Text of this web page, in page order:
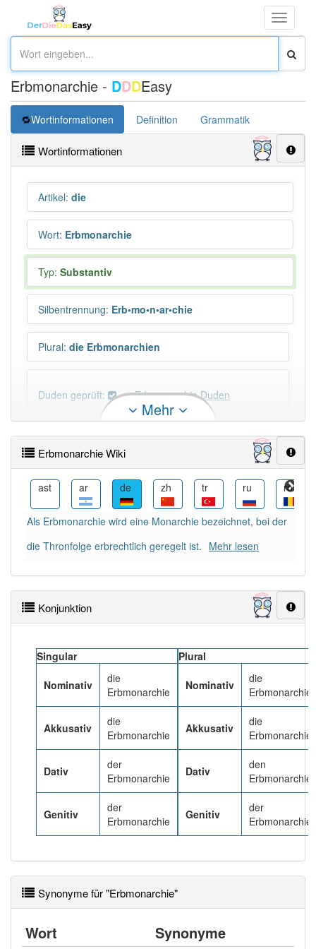
Toggle
Erbmonarchie - DDDEasy
Wortinformationen Definition Grammatik
Wortinformationen
Artikel: die
Wort: Erbmonarchie
Typ: Substantiv
Silbentrennung: Erb•mo•n•ar•chie
Plural: die Erbmonarchien
Duden geprüft: Erbmonarchie Duden
×
Wörter, die mit "-ie" enden, haben fast immer
Artikel:die.
DAS:34Ausnahmen
PowerIndex:3
Häufigkeit: 4 von 10
Wörter mit Endung-erbmonarchie
Wörter mit Endung-erbmonarchie
aber mit einem
anderen Artikeldie: 0
94% unserer Spielapp-Nutzer haben den Artikel
Mehr
Erbmonarchie Wiki
ast ar de zh tr ru ro
Als Erbmonarchie wird eine Monarchie bezeichnet, bei der
die Thronfolge erbrechtlich geregelt ist. Mehr lesen
Konjunktion
Singular
Nominativ
die
Erbmonarchie
Akkusativ
die
Erbmonarchie
Dativ
der
Erbmonarchie
Genitiv
der
Erbmonarchie
Plural
Nominativ
die
Akkusativ
die
Dativ
den
Genitiv
der
Synonyme für "Erbmonarchie"
Wort Synonyme